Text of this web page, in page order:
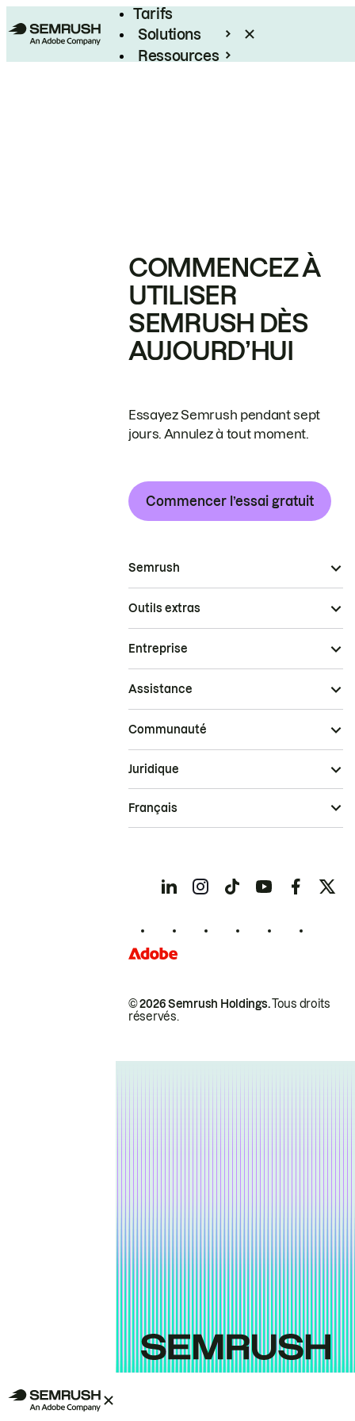
Tarifs
Solutions
Ressources
COMMENCEZ À
UTILISER
SEMRUSH DÈS
AUJOURD’HUI
Essayez Semrush pendant sept
jours. Annulez à tout moment.
Commencer l’essai gratuit
Semrush
Outils extras
Entreprise
Assistance
Communauté
© 2026 Semrush Holdings.Tous droits
réservés.
Juridique
Français